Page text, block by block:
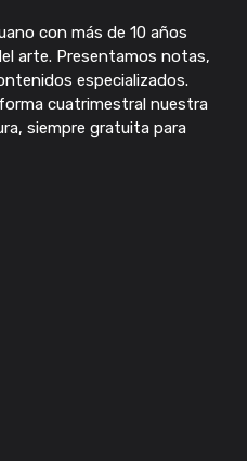
con más de 10 años
arte. Presentamos notas,
especializados.
cuatrimestral nuestra
siempre gratuita para